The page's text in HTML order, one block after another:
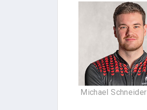
Michael Schneider